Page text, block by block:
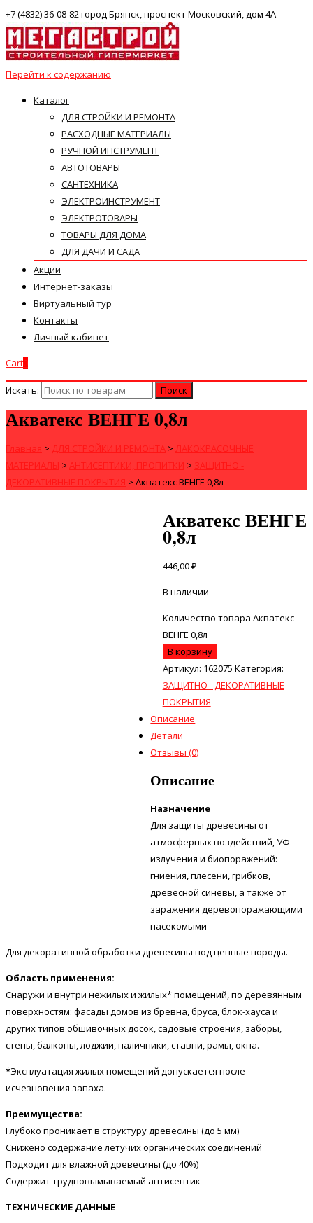
+7 (4832) 36-08-82 город Брянск, проспект Московский, дом 4А
Перейти к содержанию
Каталог
ДЛЯ СТРОЙКИ И РЕМОНТА
РАСХОДНЫЕ МАТЕРИАЛЫ
РУЧНОЙ ИНСТРУМЕНТ
АВТОТОВАРЫ
САНТЕХНИКА
ЭЛЕКТРОИНСТРУМЕНТ
ЭЛЕКТРОТОВАРЫ
ТОВАРЫ ДЛЯ ДОМА
ДЛЯ ДАЧИ И САДА
Акции
Интернет-заказы
Виртуальный тур
Контакты
Личный кабинет
Cart
Искать:
Акватекс ВЕНГЕ 0,8л
Главная > ДЛЯ СТРОЙКИ И РЕМОНТА > ЛАКОКРАСОЧНЫЕ
МАТЕРИАЛЫ > АНТИСЕПТИКИ, ПРОПИТКИ > ЗАЩИТНО -
ДЕКОРАТИВНЫЕ ПОКРЫТИЯ > Акватекс ВЕНГЕ 0,8л
Акватекс ВЕНГЕ
0,8л
446,00₽
В наличии
Количество товара Акватекс
ВЕНГЕ 0,8л
В корзину
Артикул: 162075 Категория:
ЗАЩИТНО - ДЕКОРАТИВНЫЕ
ПОКРЫТИЯ
Описание
Детали
Отзывы (0)
Описание
Назначение
Для защиты древесины от
атмосферных воздействий, УФ-
излучения и биопоражений:
гниения, плесени, грибков,
древесной синевы, а также от
заражения деревопоражающими
насекомыми
Для декоративной обработки древесины под ценные породы.
Область применения:
Снаружи и внутри нежилых и жилых* помещений, по деревянным
поверхностям: фасады домов из бревна, бруса, блок-хауса и
других типов обшивочных досок, садовые строения, заборы,
стены, балконы, лоджии, наличники, ставни, рамы, окна.
*Эксплуатация жилых помещений допускается после
исчезновения запаха.
Преимущества:
Глубоко проникает в структуру древесины (до 5 мм)
Снижено содержание летучих органических соединений
Подходит для влажной древесины (до 40%)
Содержит трудновымываемый антисептик
ТЕХНИЧЕСКИЕ ДАННЫЕ